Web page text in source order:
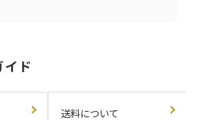
イド
送料について